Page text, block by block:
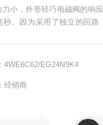
小，外形轻巧电磁阀的响
秒。因为采用了独立的回
4WE6C62/EG24N9K4
经销商